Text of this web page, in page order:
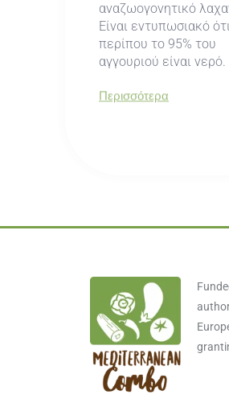
αναζωογονητικό
Είναι εντυπωσιακό
περίπου το 95% του
αγγουριού είναι νερό.
Περισσότερα